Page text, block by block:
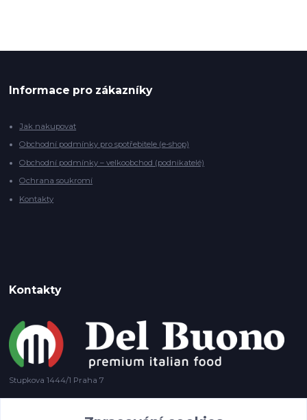
Informace pro zákazníky
Jak nakupovat
Obchodní podmínky pro spotřebitele (e-shop)
Obchodní podmínky – velkoobchod (podnikatelé)
Ochrana soukromí
Kontakty
Kontakty
Stupkova 1444/1 Praha 7